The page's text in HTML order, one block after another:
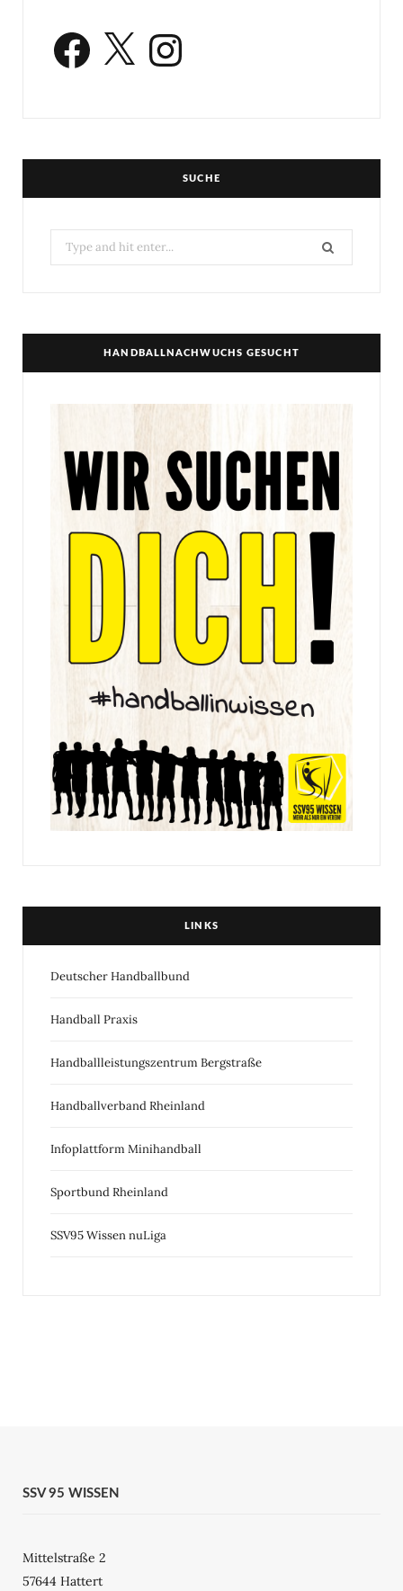
Facebook Instagram
SUCHE
Search
for:
HANDBALLNACHWUCHS GESUCHT
LINKS
Deutscher Handballbund
Handball Praxis
Handballleistungszentrum Bergstraße
Handballverband Rheinland
Infoplattform Minihandball
Sportbund Rheinland
SSV95 Wissen nuLiga
SSV 95 WISSEN
Mittelstraße 2
57644 Hattert